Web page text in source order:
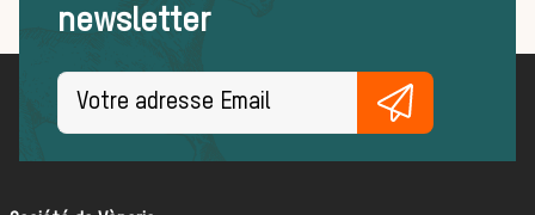
bonnes
pratiques
newsletter